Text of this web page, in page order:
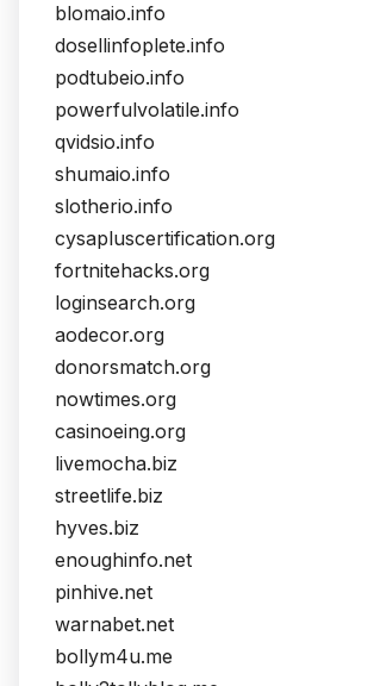
blomaio.info
dosellinfoplete.info
podtubeio.info
powerfulvolatile.info
qvidsio.info
shumaio.info
slotherio.info
cysapluscertification.org
fortnitehacks.org
loginsearch.org
aodecor.org
donorsmatch.org
nowtimes.org
casinoeing.org
livemocha.biz
streetlife.biz
hyves.biz
enoughinfo.net
pinhive.net
warnabet.net
bollym4u.me